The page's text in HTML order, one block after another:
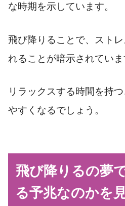
な時期を示しています。
飛び降りることで、スト
れることが暗示されていま
リラックスする時間を持
やすくなるでしょう。
飛び降りるの夢
る予兆なのかを